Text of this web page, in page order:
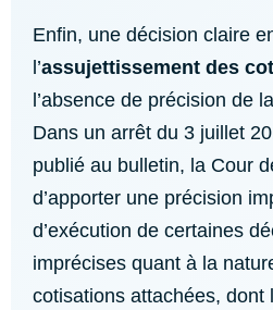
Enfin, une décision claire
l’assujettissement des
l’absence de précision de
Dans un arrêt du 3 juillet
publié au bulletin, la Cour
d’apporter une précision
d’exécution de certaines
imprécises quant à la
cotisations attachées, dont